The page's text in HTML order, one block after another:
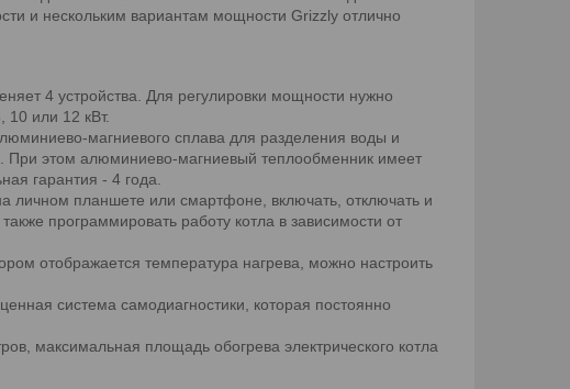
и нескольким вариантам мощности Grizzly отлично
4 устройства. Для регулировки мощности нужно
10 или 12 кВт.
магниевого сплава для разделения воды и
При этом алюминиево-магниевый теплообменник имеет
гарантия - 4 года.
личном планшете или смартфоне, включать, отключать и
программировать работу котла в зависимости от
отображается температура нагрева, можно настроить
система самодиагностики, которая постоянно
максимальная площадь обогрева электрического котла